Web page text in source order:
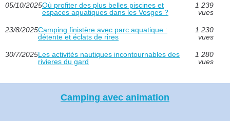
05/10/2025Où profiter des plus belles piscines et
espaces aquatiques dans les Vosges ?
1 239
vues
23/8/2025Camping finistère avec parc aquatique :
détente et éclats de rires
1 230
vues
30/7/2025Les activités nautiques incontournables des
rivieres du gard
1 280
vues
Camping avec animation